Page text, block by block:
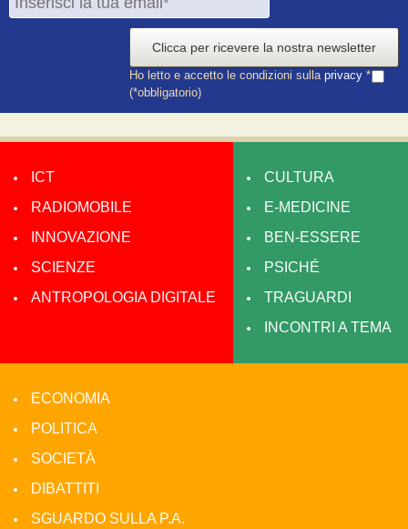
Clicca per ricevere la nostra newsletter
Ho letto e accetto le condizioni sulla privacy *
(*obbligatorio)
ICT
RADIOMOBILE
INNOVAZIONE
SCIENZE
ANTROPOLOGIA DIGITALE
CULTURA
E-MEDICINE
BEN-ESSERE
PSICHÉ
TRAGUARDI
INCONTRI A TEMA
ECONOMIA
POLITICA
SOCIETÀ
DIBATTITI
SGUARDO SULLA P.A.